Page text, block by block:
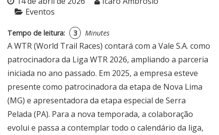
Eventos
Tempo de leitura: 3 Minutes
A WTR (World Trail Races) contará com a Vale S.A. como
patrocinadora da Liga WTR 2026, ampliando a parceria
iniciada no ano passado. Em 2025, a empresa esteve
presente como patrocinadora da etapa de Nova Lima
(MG) e apresentadora da etapa especial de Serra
Pelada (PA). Para a nova temporada, a colaboração
evolui e passa a contemplar todo o calendário da liga,